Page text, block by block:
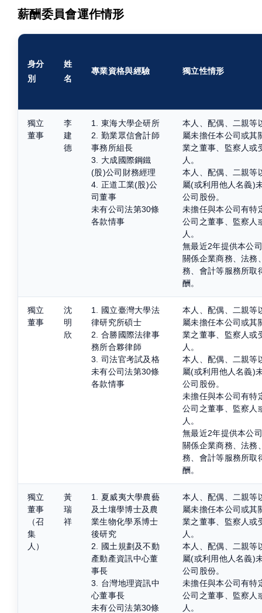
薪酬委員會運作情形
身分
別
姓
名
專業資格與經驗 獨立性情形
獨立
董事
李
建
德
1. 東海大學企研所
2. 勤業眾信會計師
事務所組長
3. 大成國際鋼鐵
(股)公司財務經理
4. 正道工業(股)公
司董事
未有公司法第30條
各款情事
本人、配偶、二親等
屬未擔任本公司或其
業之董事、監察人或
人。
本人、配偶、二親等
屬(或利用他人名義)
公司股份。
未擔任與本公司有特
公司之董事、監察人
人。
無最近2年提供本公
關係企業商務、法務
務、會計等服務所取
酬。
獨立
董事
沈
明
欣
1. 國立臺灣大學法
律研究所碩士
2. 合勝國際法律事
務所合夥律師
3. 司法官考試及格
未有公司法第30條
各款情事
本人、配偶、二親等
屬未擔任本公司或其
業之董事、監察人或
人。
本人、配偶、二親等
屬(或利用他人名義)
公司股份。
未擔任與本公司有特
公司之董事、監察人
人。
無最近2年提供本公
關係企業商務、法務
務、會計等服務所取
酬。
獨立
董事
（召
集
人）
黃
瑞
祥
1. 夏威夷大學農藝
及土壤學博士及農
業生物化學系博士
後研究
2. 國土規劃及不動
產動產資訊中心董
事長
3. 台灣地理資訊中
心董事長
未有公司法第30條
本人、配偶、二親等
屬未擔任本公司或其
業之董事、監察人或
人。
本人、配偶、二親等
屬(或利用他人名義)
公司股份。
未擔任與本公司有特
公司之董事、監察人
人。